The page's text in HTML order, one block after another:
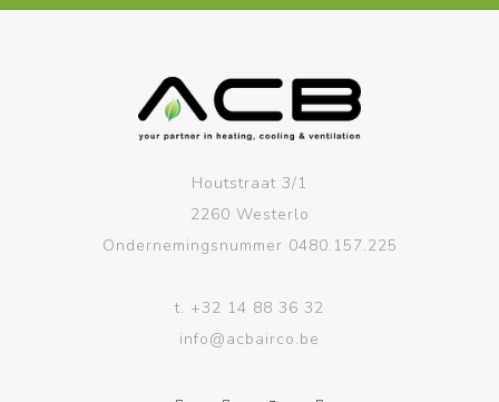
Houtstraat 3/1
2260 Westerlo
Ondernemingsnummer 0480.157.225
t. +32 14 88 36 32
info@acbairco.be